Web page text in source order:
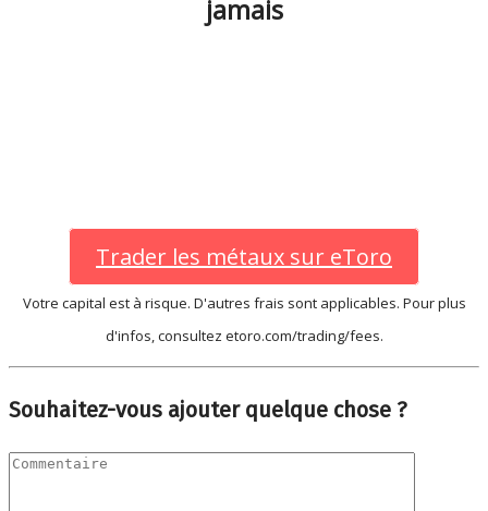
jamais
Trader les métaux sur eToro
Votre capital est à risque. D'autres frais sont applicables. Pour plus
d'infos, consultez etoro.com/trading/fees.
Souhaitez-vous ajouter quelque chose ?